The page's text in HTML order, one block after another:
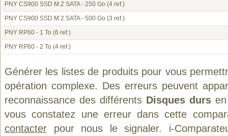
PNY CS900 SSD M.2 SATA - 250 Go (4 ref.)
PNY CS900 SSD M.2 SATA - 500 Go (3 ref.)
PNY RP60 - 1 To (6 ref.)
PNY RP60 - 2 To (4 ref.)
Générer les listes de produits pour vous
opération complexe. Des erreurs peuvent
reconnaissance des différents Disques durs
vous constatez une erreur dans cette
contacter pour nous le signaler. i-